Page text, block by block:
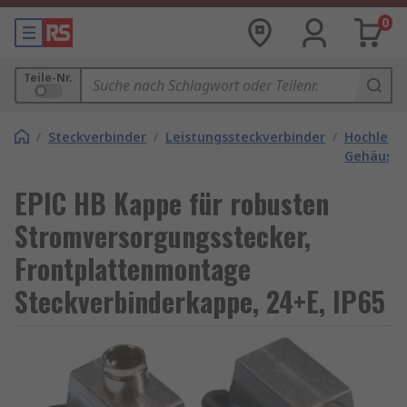
0
Teile-Nr.
/ Steckverbinder / Leistungssteckverbinder /
Gehäuse
EPIC HB Kappe für robusten
Stromversorgungsstecker,
Frontplattenmontage
Steckverbinderkappe, 24+E, IP65